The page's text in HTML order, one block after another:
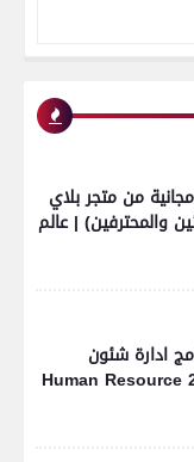
مجانية من متجر بلاي
والمحترفين) | عالم
ادارة شئون